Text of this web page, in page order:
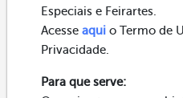
Especiais e Feirartes.
Acesse aqui o Termo de
Privacidade.
Para que serve: